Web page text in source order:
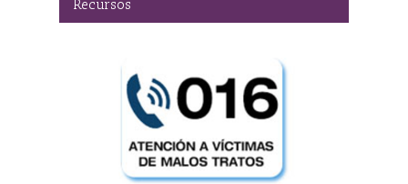
Recursos